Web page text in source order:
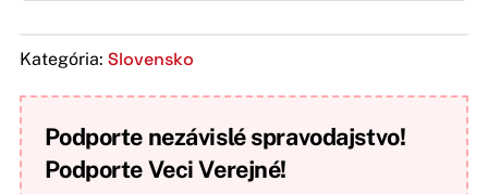
Kategória: Slovensko
Podporte nezávislé spravodajstvo!
Podporte Veci Verejné!